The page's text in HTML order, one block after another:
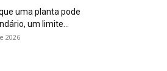
uma planta pode
um limite...
2026